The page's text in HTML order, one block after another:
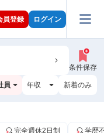
員登録 ログイン
条件保存
員 年収 新着のみ
完全週休2日制 学歴